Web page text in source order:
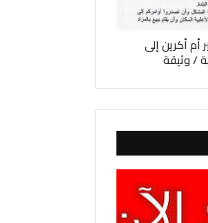
أكرين إلى
/ وثيقة